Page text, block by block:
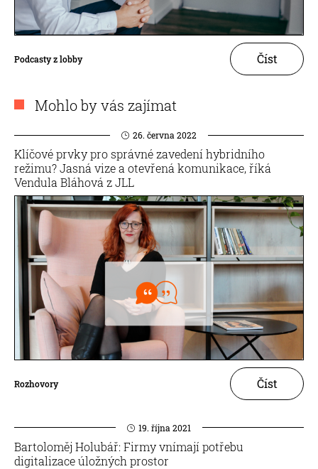
Podcasty z lobby Číst
Mohlo by vás zajímat
26. června 2022
Klíčové prvky pro správné zavedení hybridního
režimu? Jasná vize a otevřená komunikace, říká
Vendula Bláhová z JLL
Rozhovory Číst
19. října 2021
Bartoloměj Holubář: Firmy vnímají potřebu
digitalizace úložných prostor